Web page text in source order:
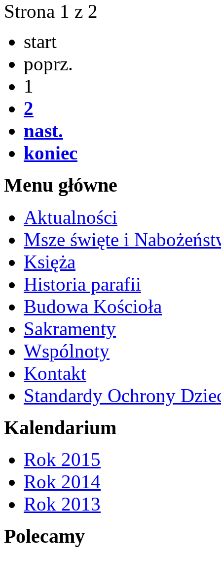
Strona 1 z 2
start
poprz.
1
2
nast.
koniec
Menu główne
Aktualności
Msze święte i
Księża
Historia parafii
Budowa Kościoła
Sakramenty
Wspólnoty
Kontakt
Standardy Ochrony
Kalendarium
Rok 2015
Rok 2014
Rok 2013
Polecamy